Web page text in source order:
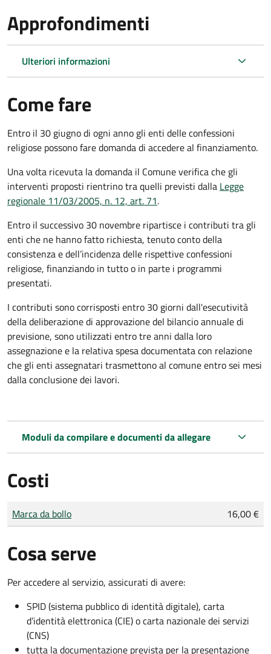
Approfondimenti
Ulteriori informazioni
Come fare
Entro il 30 giugno di ogni anno gli enti delle confessioni
religiose possono fare domanda di accedere al finanziamento.
Una volta ricevuta la domanda il Comuneverifica che gli
interventi proposti rientrino tra quelli previsti dalla Legge
regionale 11/03/2005, n. 12, art. 71.
Entro il successivo 30 novembre ripartisce i contributi tra gli
enti che ne hanno fatto richiesta, tenuto conto della
consistenza e dell’incidenza delle rispettive confessioni
religiose, finanziando in tutto o in parte i programmi
presentati.
I contributi sono corrisposti entro 30 giorni dall'esecutività
della deliberazione di approvazione del bilancio annuale di
previsione, sono utilizzati entro tre anni dalla loro
assegnazione e la relativa spesa documentata con relazione
che gli enti assegnatari trasmettono al comune entro sei mesi
dalla conclusione dei lavori.
Moduli da compilare e documenti da allegare
Costi
Tipo di pagamento
Importo
Marca da bollo 16,00 €
Cosa serve
Per accedere al servizio, assicurati di avere:
SPID (sistema pubblico di identità digitale), carta
d’identità elettronica (CIE) o carta nazionale dei servizi
(CNS)
tutta la documentazione prevista per la presentazione